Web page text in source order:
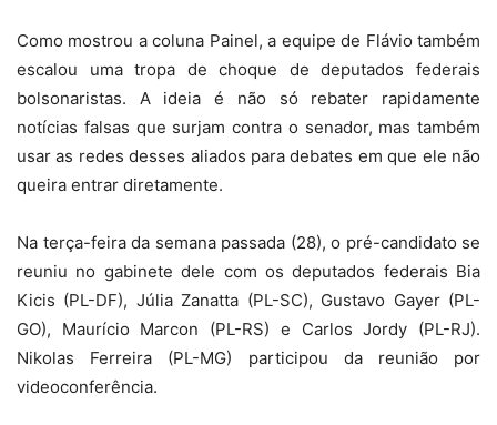
Como mostrou a coluna Painel, a equipe de Flávio também
escalou uma tropa de choque de deputados federais
bolsonaristas. A ideia é não só rebater rapidamente
notícias falsas que surjam contra o senador, mas também
usar as redes desses aliados para debates em que ele não
queira entrar diretamente.
Na terça-feira da semana passada (28), o pré-candidato se
reuniu no gabinete dele com os deputados federais Bia
Kicis (PL-DF), Júlia Zanatta (PL-SC), Gustavo Gayer (PL-
GO), Maurício Marcon (PL-RS) e Carlos Jordy (PL-RJ).
Nikolas Ferreira (PL-MG) participou da reunião por
videoconferência.